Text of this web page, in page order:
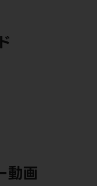
動画